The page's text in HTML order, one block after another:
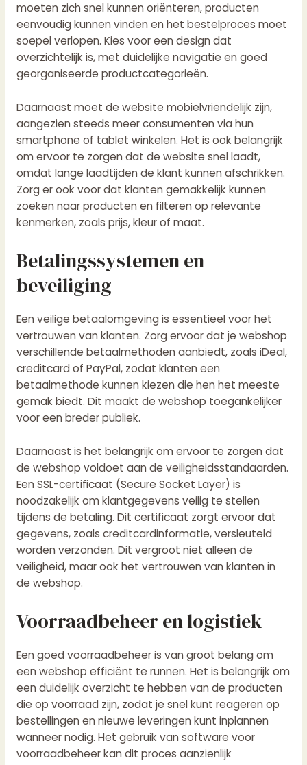
moeten zich snel kunnen oriënteren, producten
eenvoudig kunnen vinden en het bestelproces moet
soepel verlopen. Kies voor een design dat
overzichtelijk is, met duidelijke navigatie en goed
georganiseerde productcategorieën.
Daarnaast moet de website mobielvriendelijk zijn,
aangezien steeds meer consumenten via hun
smartphone of tablet winkelen. Het is ook belangrijk
om ervoor te zorgen dat de website snel laadt,
omdat lange laadtijden de klant kunnen afschrikken.
Zorg er ook voor dat klanten gemakkelijk kunnen
zoeken naar producten en filteren op relevante
kenmerken, zoals prijs, kleur of maat.
Betalingssystemen en
beveiliging
Een veilige betaalomgeving is essentieel voor het
vertrouwen van klanten. Zorg ervoor dat je webshop
verschillende betaalmethoden aanbiedt, zoals iDeal,
creditcard of PayPal, zodat klanten een
betaalmethode kunnen kiezen die hen het meeste
gemak biedt. Dit maakt de webshop toegankelijker
voor een breder publiek.
Daarnaast is het belangrijk om ervoor te zorgen dat
de webshop voldoet aan de veiligheidsstandaarden.
Een SSL-certificaat (Secure Socket Layer) is
noodzakelijk om klantgegevens veilig te stellen
tijdens de betaling. Dit certificaat zorgt ervoor dat
gegevens, zoals creditcardinformatie, versleuteld
worden verzonden. Dit vergroot niet alleen de
veiligheid, maar ook het vertrouwen van klanten in
de webshop.
Voorraadbeheer en logistiek
Een goed voorraadbeheer is van groot belang om
een webshop efficiënt te runnen. Het is belangrijk om
een duidelijk overzicht te hebben van de producten
die op voorraad zijn, zodat je snel kunt reageren op
bestellingen en nieuwe leveringen kunt inplannen
wanneer nodig. Het gebruik van software voor
voorraadbeheer kan dit proces aanzienlijk